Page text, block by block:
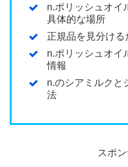
n.ポリッシュオイ
具体的な場所
正規品を見分ける
n.ポリッシュオイ
情報
n.のシアミルクと
法
スポ